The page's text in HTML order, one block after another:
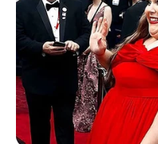
Wäre es nicht besser,
Generäle mit Knüppeln
statt mit ihren